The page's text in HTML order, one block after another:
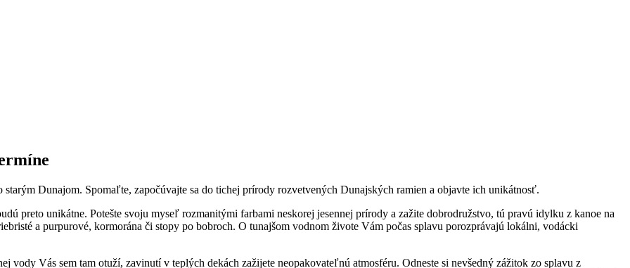
starým Dunajom. Spomaľte, započúvajte sa do tichej prírody rozvetvených Dunajských ramien a objavte ich unikátnosť.
preto unikátne. Potešte svoju myseľ rozmanitými farbami neskorej jesennej prírody a zažite dobrodružstvo, tú pravú idylku z kanoe na
a purpurové, kormorána či stopy po bobroch. O tunajšom vodnom živote Vám počas splavu porozprávajú lokálni, vodácki
vody Vás sem tam otuží, zavinutí v teplých dekách zažijete neopakovateľnú atmosféru. Odneste si nevšedný zážitok zo splavu z